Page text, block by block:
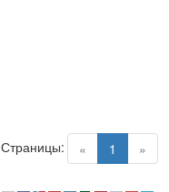
« 1 (current)
»
Страницы: